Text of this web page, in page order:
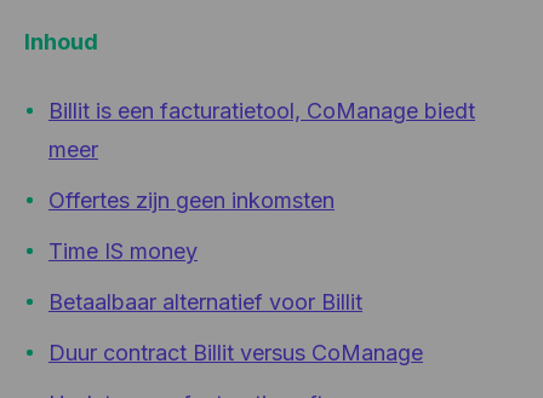
Inhoud
Billit is een facturatietool, CoManage biedt
meer
Offertes zijn geen inkomsten
Time IS money
Betaalbaar alternatief voor Billit
Duur contract Billit versus CoManage